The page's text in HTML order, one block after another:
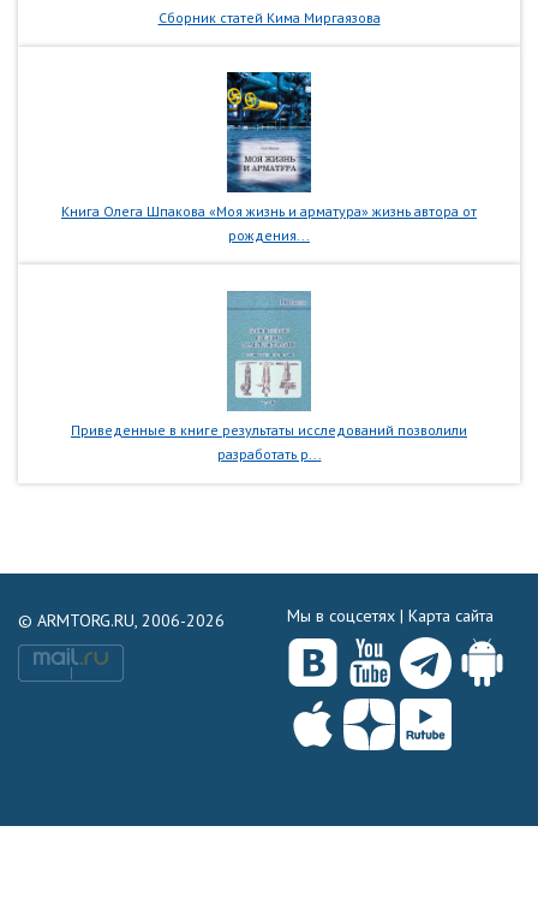
Сборник статей Кима Миргаязова
Книга Олега Шпакова «Моя жизнь и арматура» жизнь автора от
рождения...
Приведенные в книге результаты исследований позволили
разработать р...
© ARMTORG.RU, 2006-2026 Мы в соцсетях | Карта сайта